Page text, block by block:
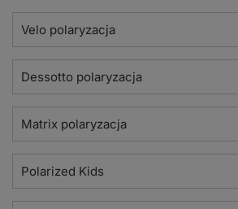
Velo polaryzacja
Dessotto polaryzacja
Matrix polaryzacja
Polarized Kids